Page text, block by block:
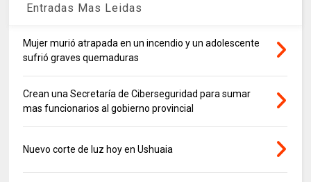
Entradas Mas Leidas
Mujer murió atrapada en un incendio y un adolescente
sufrió graves quemaduras
Crean una Secretaría de Ciberseguridad para sumar
mas funcionarios al gobierno provincial
Nuevo corte de luz hoy en Ushuaia